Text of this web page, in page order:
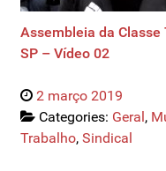
Assembleia da Classe
SP – Vídeo 02
2 março 2019
Categories: Geral ,
Trabalho, Sindical